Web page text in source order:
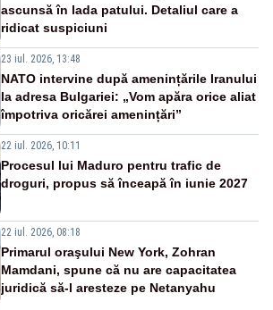
ascunsă în lada patului. Detaliul care a
ridicat suspiciuni
23 iul. 2026, 13:48
NATO intervine după amenințările Iranului
la adresa Bulgariei: „Vom apăra orice aliat
împotriva oricărei amenințări”
22 iul. 2026, 10:11
Procesul lui Maduro pentru trafic de
droguri, propus să înceapă în iunie 2027
22 iul. 2026, 08:18
Primarul oraşului New York, Zohran
Mamdani, spune că nu are capacitatea
juridică să-l aresteze pe Netanyahu